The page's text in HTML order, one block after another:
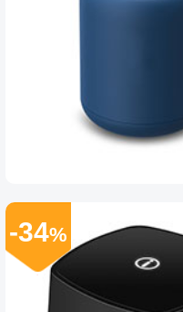
-34%